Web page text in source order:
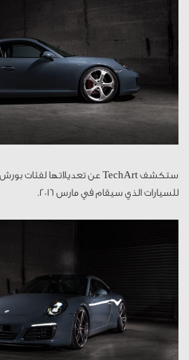
للسيارات الذي سيقام في مارس 2016.